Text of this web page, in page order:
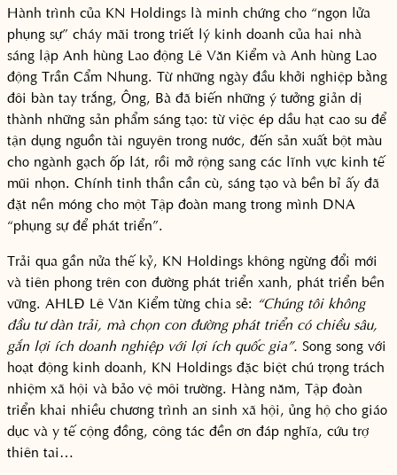
Hành trình của KN Holdings là minh chứng cho “ngọn lửa
phụng sự” cháy mãi trong triết lý kinh doanh của hai nhà
sáng lập Anh hùng Lao động Lê Văn Kiểm và Anh hùng Lao
động Trần Cẩm Nhung. Từ những ngày đầu khởi nghiệp bằng
đôi bàn tay trắng, Ông, Bà đã biến những ý tưởng giản dị
thành những sản phẩm sáng tạo: từ việc ép dầu hạt cao su để
tận dụng nguồn tài nguyên trong nước, đến sản xuất bột màu
cho ngành gạch ốp lát, rồi mở rộng sang các lĩnh vực kinh tế
mũi nhọn. Chính tinh thần cần cù, sáng tạo và bền bỉ ấy đã
đặt nền móng cho một Tập đoàn mang trong mình DNA
“phụng sự để phát triển”.
Trải qua gần nửa thế kỷ, KN Holdings không ngừng đổi mới
và tiên phong trên con đường phát triển xanh, phát triển bền
vững. AHLĐ Lê Văn Kiểm từng chia sẻ: “Chúng tôi không
đầu tư dàn trải, mà chọn con đường phát triển có chiều sâu,
gắn lợi ích doanh nghiệp với lợi ích quốc gia”. Song song với
hoạt động kinh doanh, KN Holdings đặc biệt chú trọng trách
nhiệm xã hội và bảo vệ môi trường. Hàng năm, Tập đoàn
triển khai nhiều chương trình an sinh xã hội, ủng hộ cho giáo
dục và y tế cộng đồng, công tác đền ơn đáp nghĩa, cứu trợ
thiên tai…